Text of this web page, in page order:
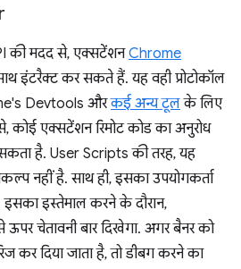
की मदद से, एक्सटेंशनChrome
इंटरैक्ट कर सकते हैं. यह वही प्रोटोकॉल
Devtools औरकई अन्य टूलके लिए
कोई एक्सटेंशन रिमोट कोड का अनुरोध
है. User Scripts की तरह, यह
नहीं है. साथ ही, इसका उपयोगकर्ता
इसका इस्तेमाल करने के दौरान,
ऊपर चेतावनी बार दिखेगा. अगर बैनर को
कर दिया जाता है, तो डीबग करने का